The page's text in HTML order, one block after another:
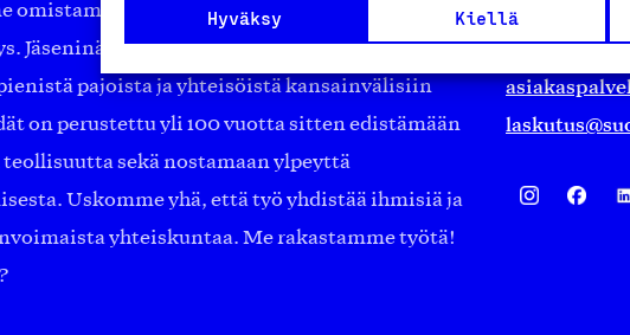
Hyväksy Kiellä
omistama puolueeton, työmarkkinajärjestöistä
Jäseninämme on koko suomalaisen
pajoista ja yhteisöistä kansainvälisiin
on perustettu yli 100 vuotta sitten edistämään
sekä nostamaan ylpeyttä
Uskomme yhä, että työ yhdistää ihmisiä ja
yhteiskuntaa. Me rakastamme työtä!
00130
Finland